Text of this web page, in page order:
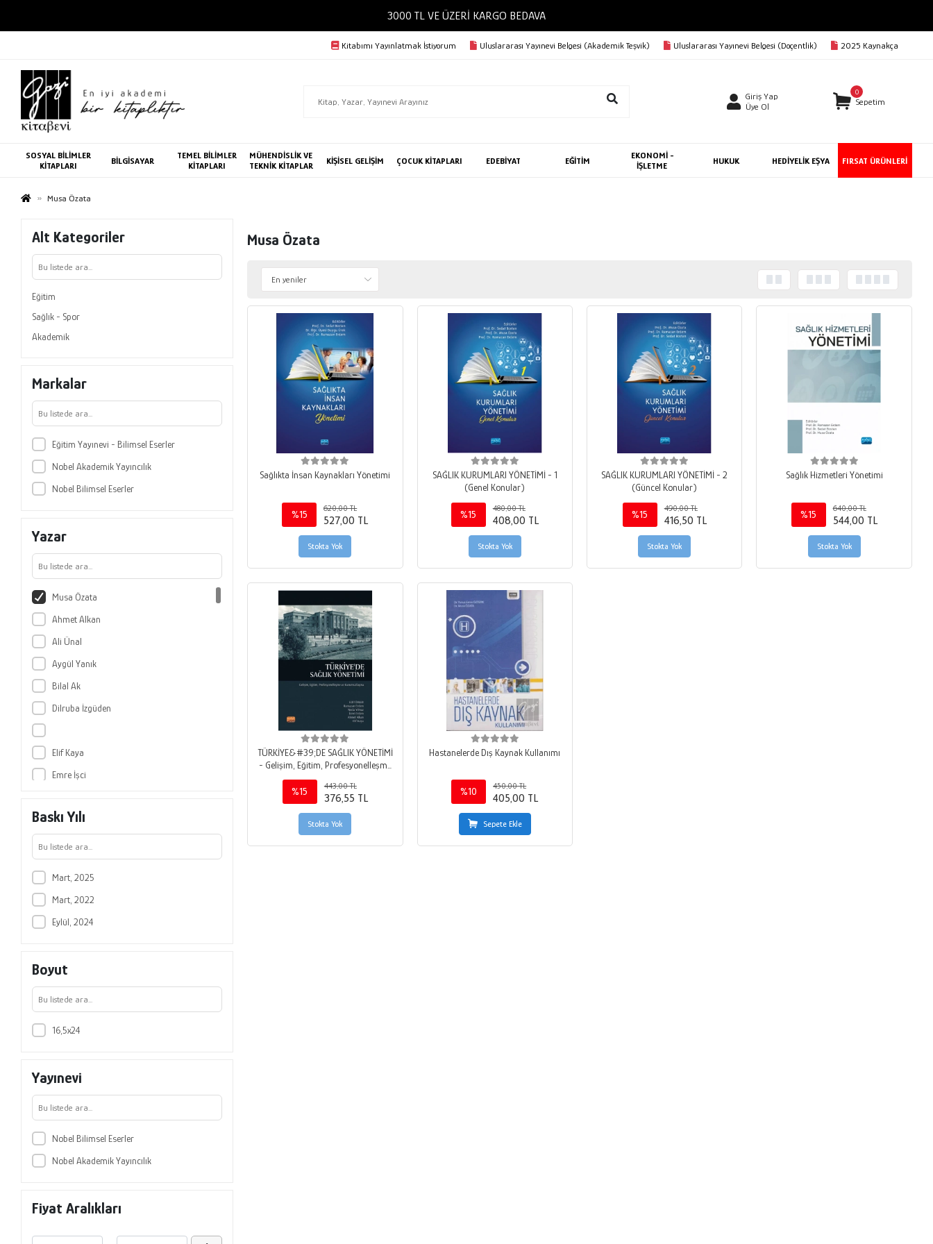
3000 TL VE ÜZERİ KARGO BEDAVA
Kitabımı Yayınlatmak İstiyorum Uluslararası Yayınevi Belgesi (Akademik Teşvik) Uluslararası Yayınevi Belgesi (Doçentlik) 2025 Kaynakça
Giriş Yap
Üye Ol
0
Sepetim
SOSYAL BİLİMLER
KİTAPLARI
BİLGİSAYAR
TEMEL BİLİMLER
KİTAPLARI
MÜHENDİSLİK VE
TEKNİK KİTAPLAR
KİŞİSEL GELİŞİM ÇOCUK KİTAPLARI EDEBİYAT EĞİTİM
EKONOMİ -
İŞLETME
HUKUK HEDİYELİK EŞYA FIRSAT ÜRÜNLERİ
Musa Özata
Alt Kategoriler
Eğitim
Sağlık - Spor
Akademik
Markalar
Eğitim Yayınevi - Bilimsel Eserler
Nobel Akademik Yayıncılık
Nobel Bilimsel Eserler
Yazar
Musa Özata
Ahmet Alkan
Ali Ünal
Aygül Yanık
Bilal Ak
Dilruba İzgüden
Elif Kaya
Emre İşci
Fatih Durur
Fulya Sarvan
Gamze Kutlu
Hilal Akman Dömbekci
İzzet Erdem
Mehmet Ali Rıza Torun
Ramazan Erdem
Sedat Bostan
Şahin Kavuncubaşı
Türkan Yıldırım
Baskı Yılı
Mart, 2025
Mart, 2022
Eylül, 2024
Boyut
16,5x24
Yayınevi
Nobel Bilimsel Eserler
Nobel Akademik Yayıncılık
Fiyat Aralıkları
Musa Özata
Sağlıkta İnsan Kaynakları Yönetimi
%15
620,00 TL
527,00 TL
Stokta Yok
SAĞLIK KURUMLARI YÖNETİMİ - 1
(Genel Konular)
%15
480,00 TL
408,00 TL
Stokta Yok
SAĞLIK KURUMLARI YÖNETİMİ - 2
(Güncel Konular)
%15
490,00 TL
416,50 TL
Stokta Yok
Sağlık Hizmetleri Yönetimi
%15
640,00 TL
544,00 TL
Stokta Yok
TÜRKİYE&#39;DE SAĞLIK YÖNETİMİ
- Gelişim, Eğitim, Profesyonelleşme
ve Kurumsallaşma
%15
443,00 TL
376,55 TL
Stokta Yok
Hastanelerde Dış Kaynak Kullanımı
%10
450,00 TL
405,00 TL
Sepete Ekle